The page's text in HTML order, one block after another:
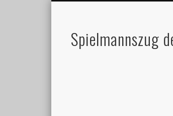
Spielmannszug